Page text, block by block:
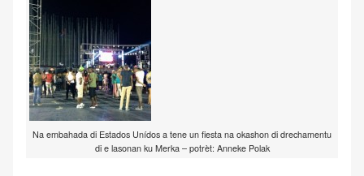
Na embahada di Estados Unídos a tene un fiesta na okashon di drechamentu
di e lasonan ku Merka – potrèt: Anneke Polak